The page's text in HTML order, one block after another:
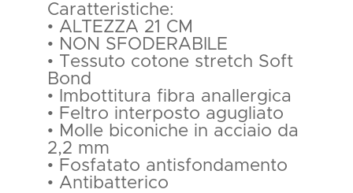
Caratteristiche:
• ALTEZZA 21 CM
• NON SFODERABILE
• Tessuto cotone stretch Soft
Bond
• Imbottitura fibra anallergica
• Feltro interposto agugliato
• Molle biconiche in acciaio da
2,2 mm
• Fosfatato antisfondamento
• Antibatterico